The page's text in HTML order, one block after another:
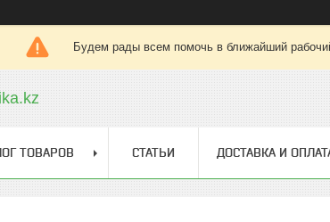
Будем рады всем помочь в ближайший
ТОВАРОВ СТАТЬИ ДОСТАВКА И